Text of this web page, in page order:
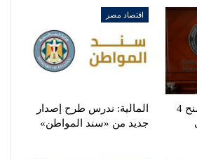
هيئة الرقابة المالية تمنح 4
اقتصاد مصر
المالية: ندرس طرح إصدار
جديد من «سند المواطن»